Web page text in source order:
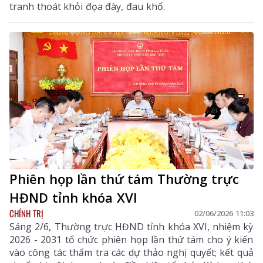
tranh thoát khỏi đọa đày, đau khổ.
Phiên họp lần thứ tám Thường trực
HĐND tỉnh khóa XVI
CHÍNH TRỊ 02/06/2026 11:03
Sáng 2/6, Thường trực HĐND tỉnh khóa XVI, nhiệm kỳ
2026 - 2031 tổ chức phiên họp lần thứ tám cho ý kiến
vào công tác thẩm tra các dự thảo nghị quyết; kết quả